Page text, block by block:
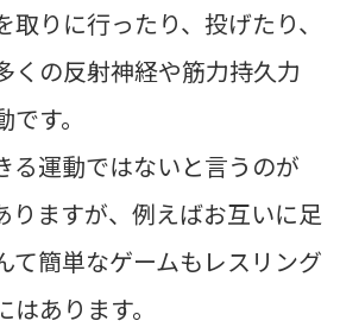
りに行ったり、投げたり、
くの反射神経や筋力持久力
す。
る運動ではないと言うのが
りますが、例えばお互いに足
て簡単なゲームもレスリング
あります。